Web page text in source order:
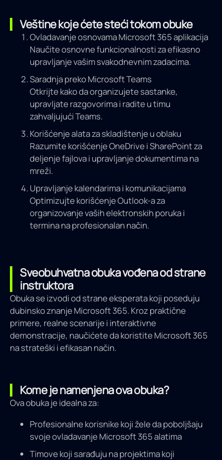
Veštine koje ćete steći tokom obuke
Ovladavanje osnovama Microsoft 365 aplikacija
Naučite osnovne funkcionalnosti za efikasno
upravljanje vašim svakodnevnim zadacima.
Saradnja preko Microsoft Teams
Otkrijte kako da organizujete sastanke,
upravljate razgovorima i radite u timu
zahvaljujući Teams.
Korišćenje alata za skladištenje u oblaku
Razumite korišćenje OneDrive i SharePoint za
deljenje fajlova i upravljanje dokumentima na
mreži.
Upravljanje kalendarima i komunikacijama
Optimizujte korišćenje Outlook-a za
organizovanje vaših elektronskih poruka i
termina na profesionalan način.
Sveobuhvatna obuka vođena od strane
instruktora
Obuka se izvodi od strane eksperata koji poseduju
dubinsko znanje Microsoft 365. Kroz praktične
primere, realne scenarije i interaktivne
demonstracije, naučićete da koristite Microsoft 365
na strateški i efikasan način.
Kome je namenjena ova obuka?
Ova obuka je idealna za:
Profesionalne korisnike koji žele da poboljšaju
svoje ovladavanje Microsoft 365 alatima
Timove koji sarađuju na projektima koji